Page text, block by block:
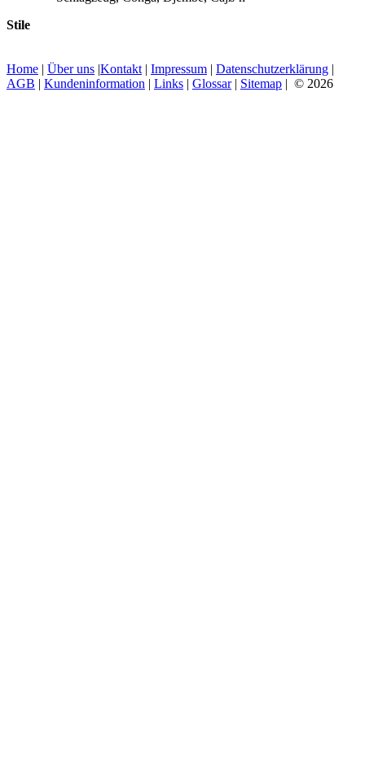
Stile
Home | Über uns |Kontakt | Impressum | Datenschutzerklärung |
AGB | Kundeninformation | Links | Glossar| Sitemap | © 2026